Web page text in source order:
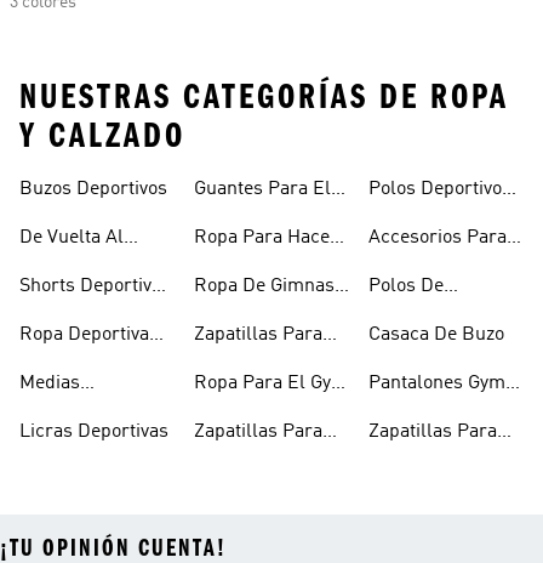
NUESTRAS CATEGORÍAS DE ROPA
Y CALZADO
Buzos Deportivos
De Vuelta Al
Shorts Deportivos
Ropa Deportiva
Medias
Licras Deportivas
Guantes Para El
Ropa Para Hacer
Ropa De Gimnasio
Zapatillas Para
Ropa Para El Gym
Zapatillas Para
Polos Deportivos
Camisero
Accesorios Para
Polos De
Casaca De Buzo
Pantalones Gym
Zapatillas Para
¡TU OPINIÓN CUENTA!